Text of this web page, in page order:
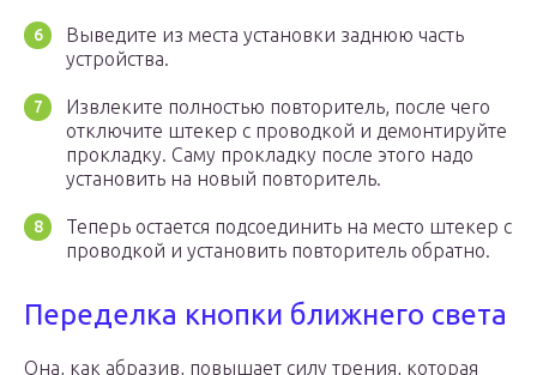
Выведите из места установки заднюю часть
устройства.
Извлеките полностью повторитель, после чего
отключите штекер с проводкой и демонтируйте
прокладку. Саму прокладку после этого надо
установить на новый повторитель.
Теперь остается подсоединить на место штекер с
проводкой и установить повторитель обратно.
Переделка кнопки ближнего света
Она, как абразив, повышает силу трения, которая